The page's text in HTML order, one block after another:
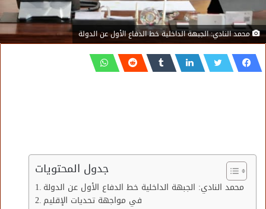
محمد النادي: الجبهة الداخلية خط الدفاع الأول عن الدولة
جدول المحتويات
محمد النادي: الجبهة الداخلية خط الدفاع الأول عن الدولة
في مواجهة تحديات الإقليم